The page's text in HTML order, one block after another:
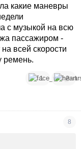
у мене
того, я вже
какие маневры
с музыкой на всю
пассажиром -
всей скорости
ремень.
1 2
8